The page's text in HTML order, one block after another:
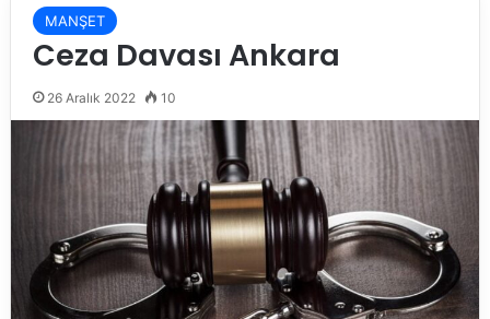
MANŞET
Ceza Davası Ankara
26 Aralık 2022 10